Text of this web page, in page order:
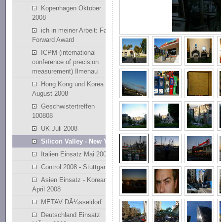
Kopenhagen Oktober
2008
ich in meiner Arbeit: Fast
Forward Award
ICPM (international
conference of precision
measurement) Ilmenau
Hong Kong und Korea
August 2008
Geschwistertreffen
100808
UK Juli 2008
Silicon Valley - New York
Italien Einsatz Mai 2008
Control 2008 - Stuttgart
Asien Einsatz - Korean
April 2008
METAV DÃ¼sseldorf
Deutschland Einsatz